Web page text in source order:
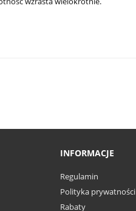
INFORMACJE
Regulamin
Polityka prywatności
Rabaty